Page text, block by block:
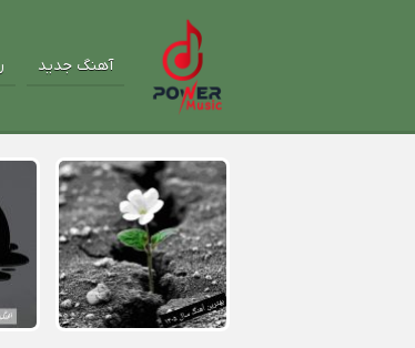
آهنگ جدید